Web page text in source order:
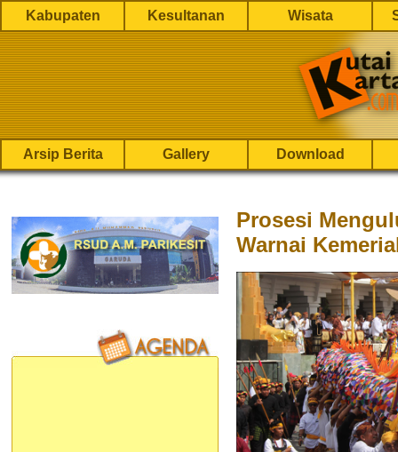
Kabupaten Kesultanan Wisata
Arsip Berita Gallery Download
Prosesi
Warnai